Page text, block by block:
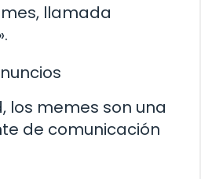
llamada
los memes son una
de comunicación